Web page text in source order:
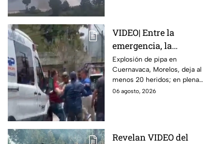
VIDEO| Entre la
emergencia, la
desesperación y el
llanto de un niño;
adultos desatan pelea
tras explosión de pipa
Explosión de pipa en
Cuernavaca, Morelos, deja al
menos 20 heridos; en plena
emergencia, dos hombres
06 agosto, 2026
Revelan VIDEO del